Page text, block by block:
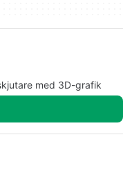
med 3D-grafik